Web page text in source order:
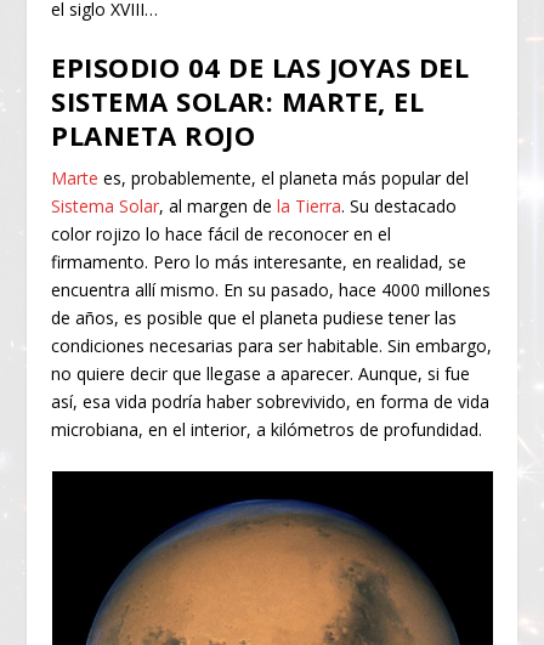
el siglo XVIII…
EPISODIO 04 DE LAS JOYAS DEL
SISTEMA SOLAR: MARTE, EL
PLANETA ROJO
Marte es, probablemente, el planeta más popular del
Sistema Solar, al margen dela Tierra. Su destacado
color rojizo lo hace fácil de reconocer en el
firmamento. Pero lo más interesante, en realidad, se
encuentra allí mismo. En su pasado, hace 4000 millones
de años, es posible que el planeta pudiese tener las
condiciones necesarias para ser habitable. Sin embargo,
no quiere decir que llegase a aparecer. Aunque, si fue
así, esa vida podría haber sobrevivido, en forma de vida
microbiana, en el interior, a kilómetros de profundidad.